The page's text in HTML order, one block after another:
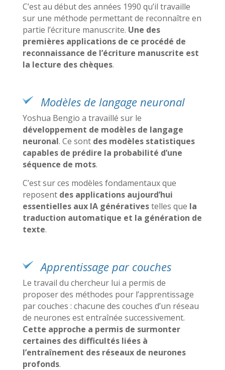
C’est au début des années 1990 qu’il travaille
sur une méthode permettant de reconnaître en
partie l’écriture manuscrite. Une des
premières applications de ce procédé de
reconnaissance de l’écriture manuscrite est
la lecture des chèques.
Modèles de langage neuronal
Yoshua Bengio a travaillé sur le
développement de modèles de langage
neuronal. Ce sont des modèles statistiques
capables de prédire la probabilité d’une
séquence de mots.
C’est sur ces modèles fondamentaux que
reposent des applications aujourd’hui
essentielles aux IA générativestelles que la
traduction automatique et la génération de
texte.
Apprentissage par couches
Le travail du chercheur lui a permis de
proposer des méthodes pour l’apprentissage
par couches : chacune des couches d’un réseau
de neurones est entraînée successivement.
Cette approche a permis de surmonter
certaines des difficultés liées à
l’entraînement des réseaux de neurones
profonds.